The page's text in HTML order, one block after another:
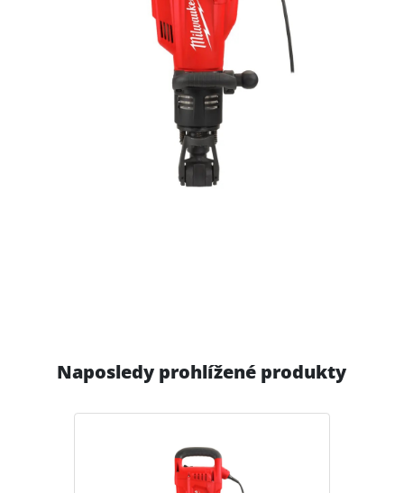
Naposledy prohlížené produkty